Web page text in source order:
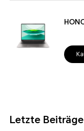
Letzte Beiträge